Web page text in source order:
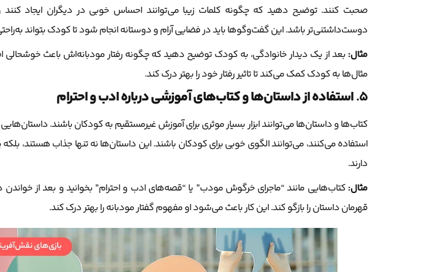
صحبت کنند. توضیح دهید که چگونه کلمات زیبا می‌توانند احساس خوبی در دیگران ایجاد
دوست‌داشتنی‌تر باشد. این گفت‌وگوها باید در فضایی آرام و دوستانه انجام شود تا کودک بتواند
مثال:بعد از یک دیدار خانوادگی، به کودک توضیح دهید که چگونه رفتار مودبانه‌اش باعث
مثال‌ها به کودک کمک می‌کند تا تاثیر رفتار خود را بهتر درک کند.
5. استفاده از داستان‌ها و کتاب‌های آموزشی درباره ادب و احترام
کتاب‌ها و داستان‌ها می‌توانند ابزار بسیار موثری برای آموزش غیرمستقیم به کودکان باشند.
استفاده می‌کنند، می‌توانند الگوی خوبی برای کودکان باشند. این داستان‌ها نه تنها جذاب هستند، بلکه
دارند.
مثال:کتاب‌هایی مانند “ماجرای خرگوش مودب” یا “قصه‌های ادب و احترام” بخوانید و بعد از خواندن
قهرمان داستان را بازگو کند. این کار باعث می‌شود او مفهوم گفتار مودبانه را بهتر درک کند.